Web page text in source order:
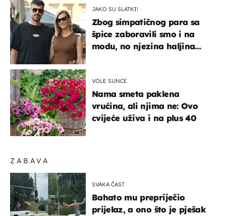
ZABAVA
SVAKA ČAST
Bahato mu prepriječio
prijelaz, a ono što je pješak
JAKO SU SLATKI!
Zbog simpatičnog para sa
špice zaboravili smo i na
modu, no njezina haljina
VOLE SUNCE
Nama smeta paklena
vrućina, ali njima ne: Ovo
cvijeće uživa i na plus 40